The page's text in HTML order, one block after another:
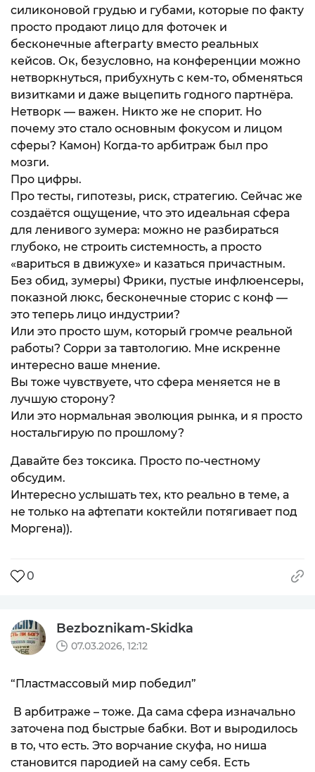
силиконовой грудью и губами, которые по факту
просто продают лицо для фоточек и
бесконечные afterparty вместо реальных
кейсов. Ок, безусловно, на конференции можно
нетворкнуться, прибухнуть с кем-то, обменяться
визитками и даже выцепить годного партнёра.
Нетворк — важен. Никто же не спорит. Но
почему это стало основным фокусом и лицом
сферы? Камон) Когда-то арбитраж был про
мозги.
Про цифры.
Про тесты, гипотезы, риск, стратегию. Сейчас же
создаётся ощущение, что это идеальная сфера
для ленивого зумера: можно не разбираться
глубоко, не строить системность, а просто
«вариться в движухе» и казаться причастным.
Без обид, зумеры) Фрики, пустые инфлюенсеры,
показной люкс, бесконечные сторис с конф —
это теперь лицо индустрии?
Или это просто шум, который громче реальной
работы? Сорри за тавтологию. Мне искренне
интересно ваше мнение.
Вы тоже чувствуете, что сфера меняется не в
лучшую сторону?
Или это нормальная эволюция рынка, и я просто
ностальгирую по прошлому?
Давайте без токсика. Просто по-честному
обсудим.
Интересно услышать тех, кто реально в теме, а
не только на афтепати коктейли потягивает под
Моргена)).
0
Bezboznikam-Skidka
07.03.2026, 12:12
“Пластмассовый мир победил”
В арбитраже – тоже. Да сама сфера изначально
заточена под быстрые бабки. Вот и выродилось
в то, что есть. Это ворчание скуфа, но ниша
становится пародией на саму себя. Есть